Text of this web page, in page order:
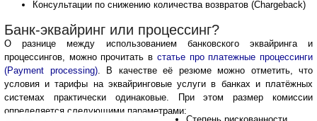
Консультации по снижению количества возвратов (Chargeback)
Банк-эквайринг или процессинг?
О разнице между использованием банковского эквайринга и
процессингов, можно прочитать в статье про платежные процессинги
(Payment processing). В качестве её резюме можно отметить, что
условия и тарифы на эквайринговые услуги в банках и платёжных
системах практически одинаковые. При этом размер комиссии
определяется следующими параметрами: